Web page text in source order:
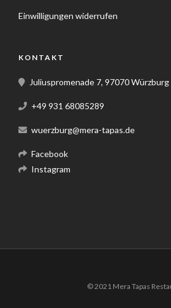
Einwilligungen widerrufen
KONTAKT
Juliuspromenade 7, 97070 Würzburg
+49 931 68085289
wuerzburg@mera-tapas.de
Facebook
Instagram
© 2021 Mera Tapas